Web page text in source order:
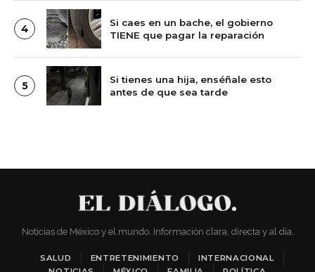
4
Si caes en un bache, el gobierno
TIENE que pagar la reparación
5
Si tienes una hija, enséñale esto
antes de que sea tarde
Noticias de México y el mundo. Información clara, directa y al día.
SALUD ENTRETENIMIENTO
INTERNACIONAL